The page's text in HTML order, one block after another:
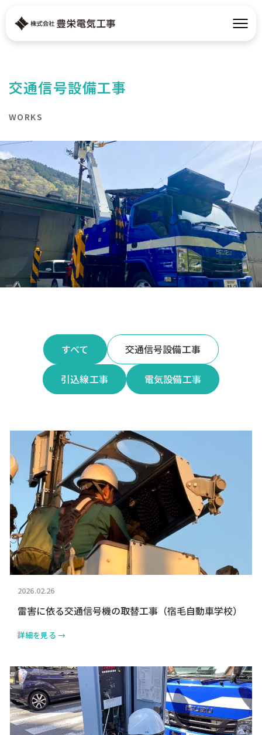
交通信号設備工事
WORKS
すべて 交通信号設備工事
引込線工事 電気設備工事
2026.02.26
雷害に依る交通信号機の取替工事（宿毛自動車学校）
詳細を見る →